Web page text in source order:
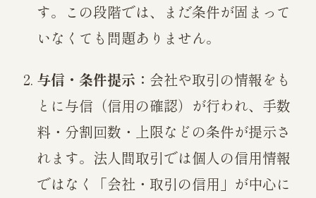
す。この段階では、まだ条件が固まって
いなくても問題ありません。
与信・条件提示： 会社や取引の情報をも
とに与信（信用の確認）が行われ、手数
料・分割回数・上限などの条件が提示さ
れます。法人間取引では個人の信用情報
ではなく「会社・取引の信用」が中心に